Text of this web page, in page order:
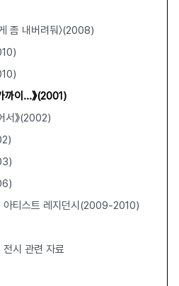
좀 내버려둬〉(2008)
까이...》(2001)
서》(2002)
아티스트 레지던시(2009-2010)
시 관련 자료